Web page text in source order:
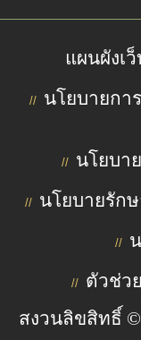
แผนผังเ
// นโยบายกา
// นโยบา
// นโยบายรัก
//
// ตัวช่ว
สงวนลิขสิทธิ์ ©